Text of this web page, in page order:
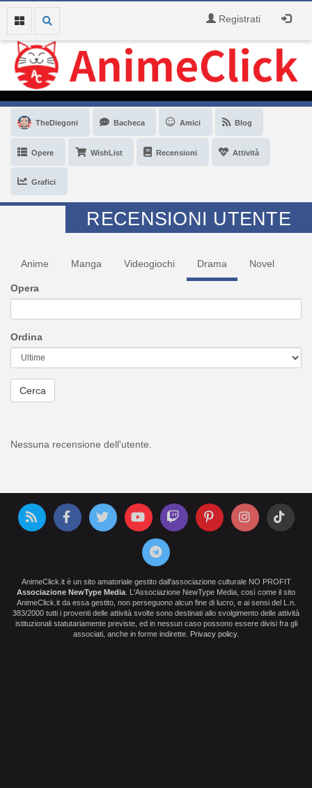
Registrati
TheDiegoni Bacheca Amici Blog
Opere WishList Recensioni Attività
Grafici
RECENSIONI UTENTE
Anime Manga Videogiochi Drama Novel
Opera
Ordina
Cerca
Nessuna recensione dell'utente.
AnimeClick.it è un sito amatoriale gestito dall'associazione culturale NO PROFIT
Associazione NewType Media . L'Associazione NewType Media, così come il sito
AnimeClick.it da essa gestito, non perseguono alcun fine di lucro, e ai sensi del L.n.
383/2000 tutti i proventi delle attività svolte sono destinati allo svolgimento delle attività
istituzionali statutariamente previste, ed in nessun caso possono essere divisi fra gli
associati, anche in forme indirette. Privacy policy.